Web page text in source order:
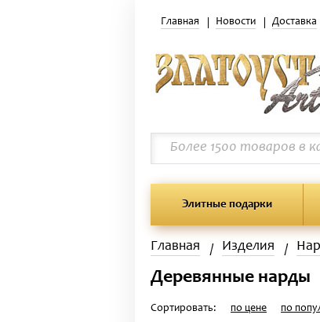
Главная Новости Доставка
Элитные подарки
Главная Изделия
Деревянные нарды
Сортировать: по цене по